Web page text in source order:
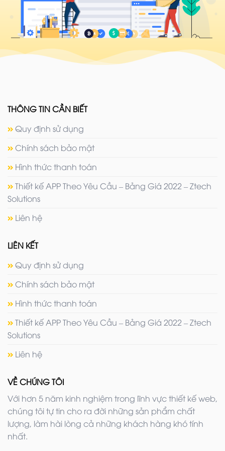
THÔNG TIN CẦN BIẾT
Quy định sử dụng
Chính sách bảo mật
Hình thức thanh toán
Thiết kế APP Theo Yêu Cầu – Bảng Giá 2022 – Ztech
Solutions
Liên hệ
LIÊN KẾT
Quy định sử dụng
Chính sách bảo mật
Hình thức thanh toán
Thiết kế APP Theo Yêu Cầu – Bảng Giá 2022 – Ztech
Solutions
Liên hệ
VỀ CHÚNG TÔI
Với hơn 5 năm kinh nghiệm trong lĩnh vực thiết kế web,
chúng tôi tự tin cho ra đời những sản phẩm chất
lượng, làm hài lòng cả những khách hàng khó tính
nhất.